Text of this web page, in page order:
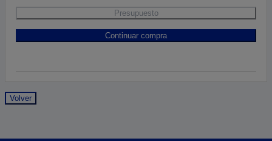
Presupuesto
Continuar compra
Volver